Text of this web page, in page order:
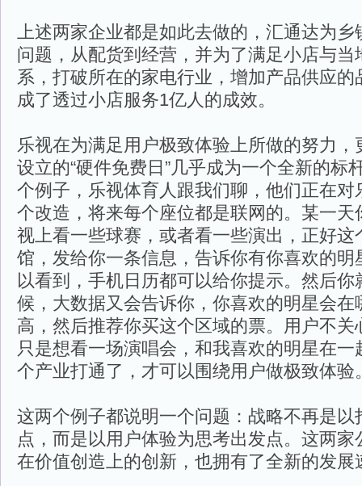
上述两家企业都是如此去做的，汇通达为乡
问题，从配货到经营，并为了满足小店与
系，打破所在的家电行业，增加产品供应
成了透过小店服务1亿人的成效。
乐视在为满足用户极致体验上所做的努力
设立的“硬件免费日”几乎成为一个全新的标
个例子，乐视体育人跟我们聊，他们正在对
个改造，将来每个座位都是联网的。某一天
视上看一些球赛，或者看一些演出，正好这
馆，发给你一条信息，告诉你有你喜欢的明
以看到，手机日历都可以给你提示。然后
候，大数据又会告诉你，你喜欢的明星会在
高，然后推荐你买这个区域的票。用户不
只是想看一场演唱会，和我喜欢的明星在
个产业打通了，才可以围绕用户做极致体验
这两个例子都说明一个问题：战略不再是以
点，而是以用户体验为思考出发点。这两
在价值创造上的创新，也拥有了全新的发展